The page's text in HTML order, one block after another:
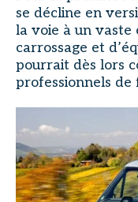
se décline en
la voie à un vaste
carrossage et
pourrait dès lors
professionnels de